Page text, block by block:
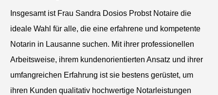
Insgesamt ist Frau Sandra Dosios Probst Notaire die
ideale Wahl für alle, die eine erfahrene und kompetente
Notarin in Lausanne suchen. Mit ihrer professionellen
Arbeitsweise, ihrem kundenorientierten Ansatz und ihrer
umfangreichen Erfahrung ist sie bestens gerüstet, um
ihren Kunden qualitativ hochwertige Notarleistungen